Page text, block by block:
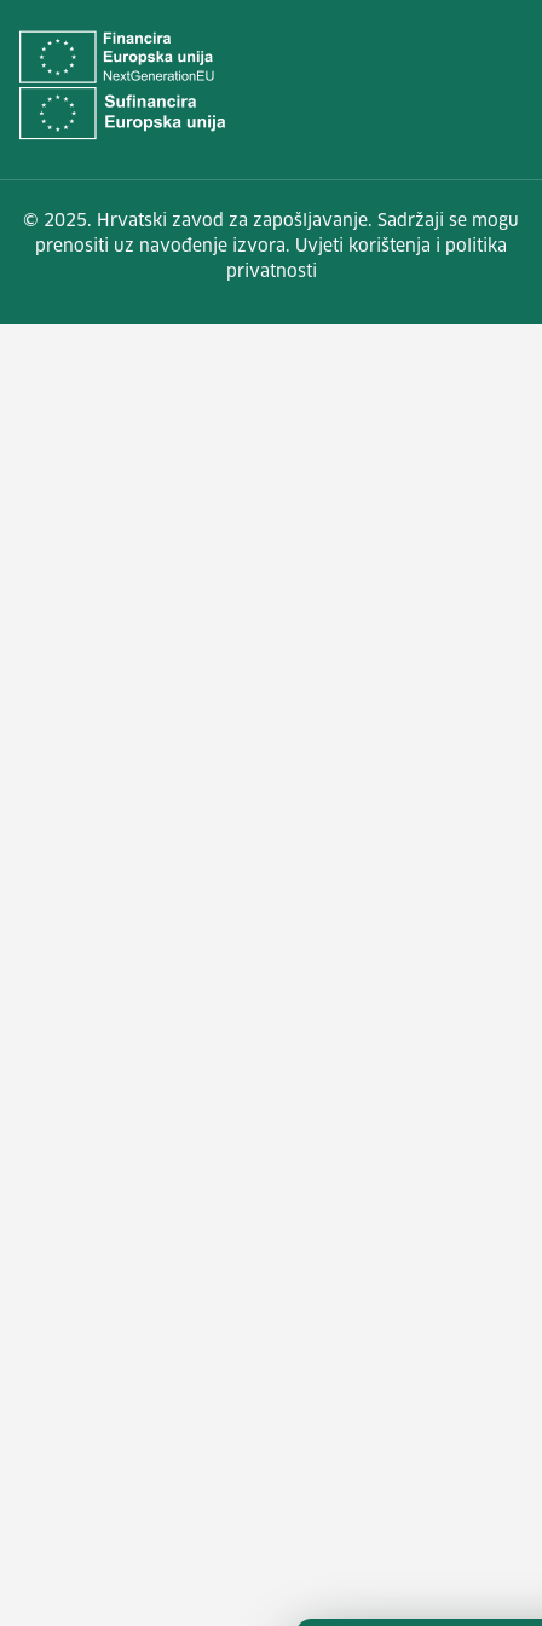
© 2025. Hrvatski zavod za zapošljavanje. Sadržaji se mogu
prenositi uz navođenje izvora. Uvjeti korištenja i politika
privatnosti